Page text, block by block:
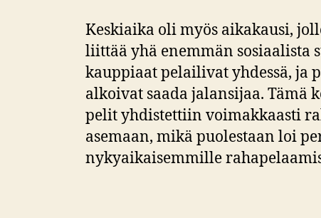
Keskiaika oli myös aikakausi,
liittää yhä enemmän sosiaalista
kauppiaat pelailivat yhdessä, ja
alkoivat saada jalansijaa. Tämä
pelit yhdistettiin voimakkaasti
asemaan, mikä puolestaan loi
nykyaikaisemmille